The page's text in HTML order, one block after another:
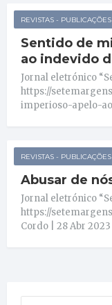
REVISTAS - PUBLICAÇÕES
Sentido de
ao indevido
Jornal eletrónico
https://
imperioso-apelo-
REVISTAS - PUBLICAÇÕES
Abusar de
Jornal eletrónico
https://
Cordo | 28 Abr